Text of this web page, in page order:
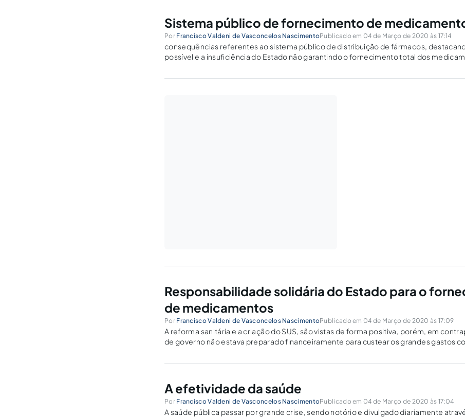
Sistema público de fornecimento de
Por Francisco Valdeni de Vasconcelos NascimentoPublicado em 04 de Março de 2020 às 17:14
consequências referentes ao sistema público de distribuição de fármacos,
possível e a insuficiência do Estado não garantindo o fornecimento total dos
Responsabilidade solidária do Estado para o
de medicamentos
Por Francisco Valdeni de Vasconcelos NascimentoPublicado em 04 de Março de 2020 às 17:09
A reforma sanitária e a criação do SUS, são vistas de forma positiva, porém, em
de governo não estava preparado financeiramente para custear os grandes gastos
A efetividade da saúde
Por Francisco Valdeni de Vasconcelos NascimentoPublicado em 04 de Março de 2020 às 17:04
A saúde pública passar por grande crise, sendo notório e divulgado diariamente